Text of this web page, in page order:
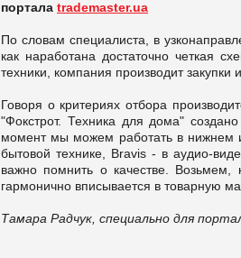
портала trademaster.ua
По словам специалиста, в
как наработана достаточно четкая
техники, компания производит закупки
Говоря о критериях отбора
"Фокстрот. Техника для дома"
момент мы можем работать в нижнем
бытовой технике, Bravis - в аудио-
важно помнить о качестве. Возьмем,
гармонично вписывается в товарную
Тамара Радчук, специально для